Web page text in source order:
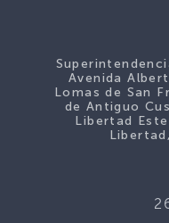
Avenida
Lomas de San
de Antiguo
Libertad